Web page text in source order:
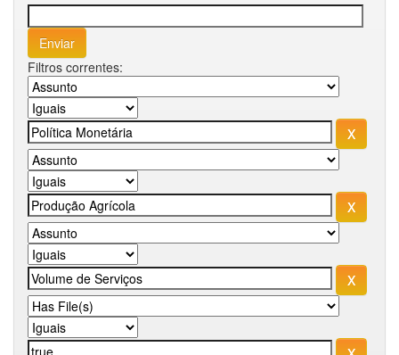
Filtros correntes: